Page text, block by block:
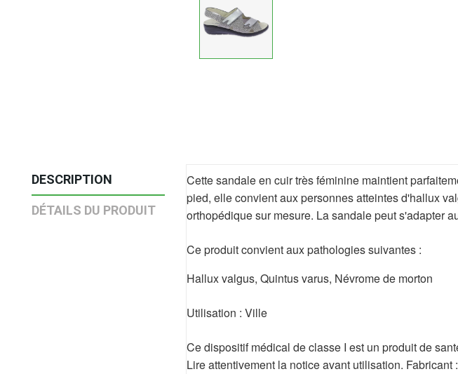
DESCRIPTION
DÉTAILS DU PRODUIT
Cette sandale en cuir très féminine maintient
pied, elle convient aux personnes atteintes d'hallux
orthopédique sur mesure. La sandale peut s'adapter
Ce produit convient aux pathologies suivantes :
Hallux valgus, Quintus varus, Névrome de morton
Utilisation : Ville
Ce dispositif médical de classe I est un produit de
Lire attentivement la notice avant utilisation. Fabricant